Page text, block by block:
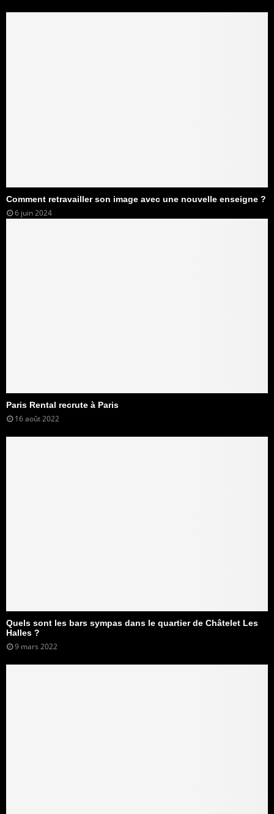
Comment retravailler son image avec une nouvelle enseigne ?
6 juin 2024
Paris Rental recrute à Paris
16 août 2022
Quels sont les bars sympas dans le quartier de Châtelet Les
Halles ?
9 mars 2022